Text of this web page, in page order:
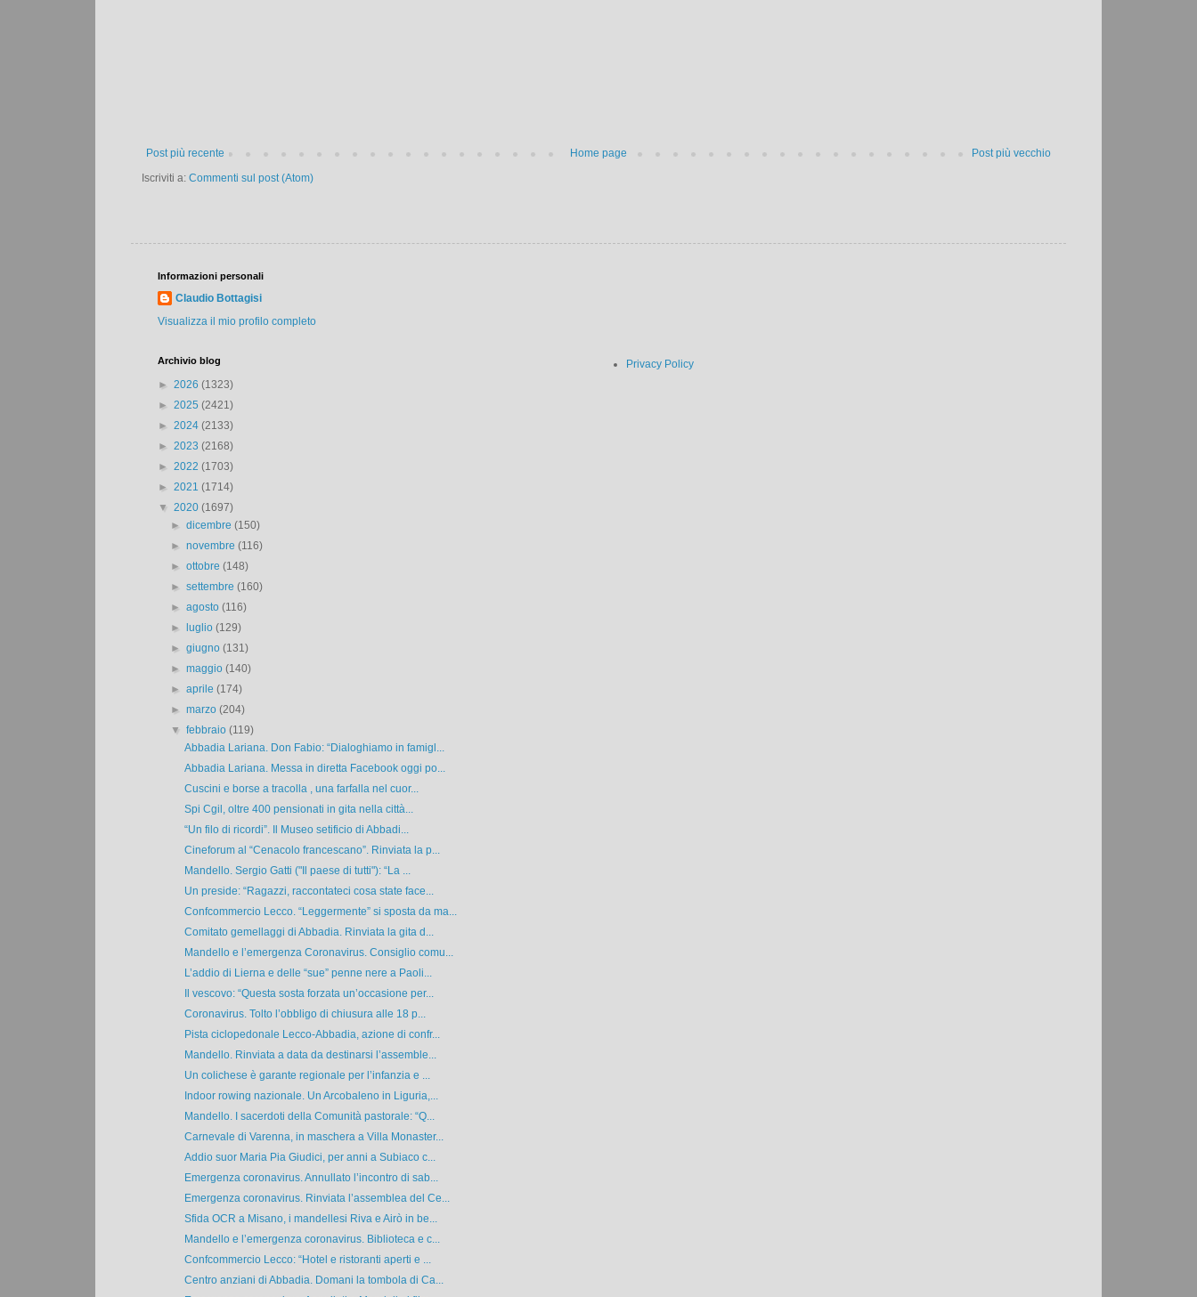
Post più recente Post più vecchio
Home page
Iscriviti a: Commenti sul post (Atom)
Informazioni personali
Claudio Bottagisi
Visualizza il mio profilo completo
Archivio blog
► 2026 (1323)
► 2025 (2421)
► 2024 (2133)
► 2023 (2168)
► 2022 (1703)
► 2021 (1714)
▼ 2020 (1697)
►dicembre(150)
►novembre(116)
►ottobre(148)
►settembre(160)
►agosto(116)
►
luglio(129)
►giugno(131)
►maggio(140)
►aprile(174)
►marzo(204)
▼febbraio(119)
Abbadia Lariana. Don Fabio: “Dialoghiamo in famigl...
Abbadia Lariana. Messa in diretta Facebook oggi po...
Cuscini e borse a tracolla , una farfalla nel cuor...
Spi Cgil, oltre 400 pensionati in gita nella città...
“Un filo di ricordi”. Il Museo setificio di Abbadi...
Cineforum al “Cenacolo francescano”. Rinviata la p...
Mandello. Sergio Gatti ("Il paese di tutti"): “La ...
Un preside: “Ragazzi, raccontateci cosa state face...
Confcommercio Lecco. “Leggermente” si sposta da ma...
Comitato gemellaggi di Abbadia. Rinviata la gita d...
Mandello e l’emergenza Coronavirus. Consiglio comu...
L’addio di Lierna e delle “sue” penne nere a Paoli...
Il vescovo: “Questa sosta forzata un’occasione per...
Coronavirus. Tolto l’obbligo di chiusura alle 18 p...
Pista ciclopedonale Lecco-Abbadia, azione di confr...
Mandello. Rinviata a data da destinarsi l’assemble...
Un colichese è garante regionale per l’infanzia e ...
Indoor rowing nazionale. Un Arcobaleno in Liguria,...
Mandello. I sacerdoti della Comunità pastorale: “Q...
Carnevale di Varenna, in maschera a Villa Monaster...
Addio suor Maria Pia Giudici, per anni a Subiaco c...
Emergenza coronavirus. Annullato l’incontro di sab...
Emergenza coronavirus. Rinviata l’assemblea del Ce...
Sfida OCR a Misano, i mandellesi Riva e Airò in be...
Mandello e l’emergenza coronavirus. Biblioteca e c...
Confcommercio Lecco: “Hotel e ristoranti aperti e ...
Centro anziani di Abbadia. Domani la tombola di Ca...
Privacy Policy